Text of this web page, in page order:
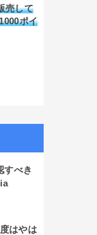
売して
ポイ
すべき
はやは